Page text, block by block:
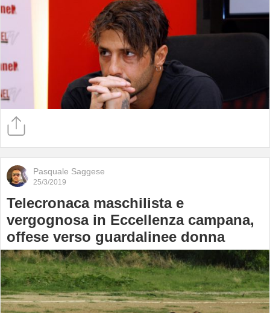
Pasquale Saggese
25/3/2019
Telecronaca maschilista e
vergognosa in Eccellenza campana,
offese verso guardalinee donna